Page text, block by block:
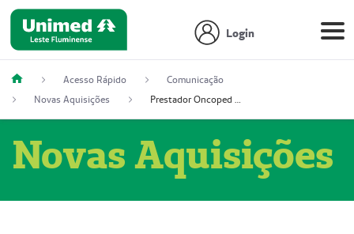
Login
Acesso Rápido
Comunicação
Novas Aquisições
Prestador Oncoped Serviços Médicos (51004335-0)
Novas Aquisições